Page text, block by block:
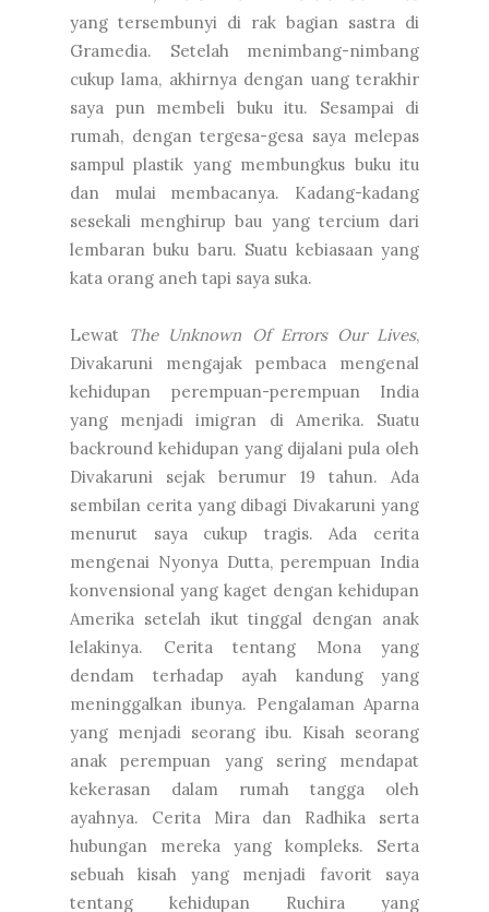
yang tersembunyi di rak bagian sastra di
Gramedia. Setelah menimbang-nimbang
cukup lama, akhirnya dengan uang terakhir
saya pun membeli buku itu. Sesampai di
rumah, dengan tergesa-gesa saya melepas
sampul plastik yang membungkus buku itu
dan mulai membacanya. Kadang-kadang
sesekali menghirup bau yang tercium dari
lembaran buku baru. Suatu kebiasaan yang
kata orang aneh tapi saya suka.
Lewat The Unknown Of Errors Our Lives,
Divakaruni mengajak pembaca mengenal
kehidupan perempuan-perempuan India
yang menjadi imigran di Amerika. Suatu
backround kehidupan yang dijalani pula oleh
Divakaruni sejak berumur 19 tahun. Ada
sembilan cerita yang dibagi Divakaruni yang
menurut saya cukup tragis. Ada cerita
mengenai Nyonya Dutta, perempuan India
konvensional yang kaget dengan kehidupan
Amerika setelah ikut tinggal dengan anak
lelakinya. Cerita tentang Mona yang
dendam terhadap ayah kandung yang
meninggalkan ibunya. Pengalaman Aparna
yang menjadi seorang ibu. Kisah seorang
anak perempuan yang sering mendapat
kekerasan dalam rumah tangga oleh
ayahnya. Cerita Mira dan Radhika serta
hubungan mereka yang kompleks. Serta
sebuah kisah yang menjadi favorit saya
tentang kehidupan Ruchira yang